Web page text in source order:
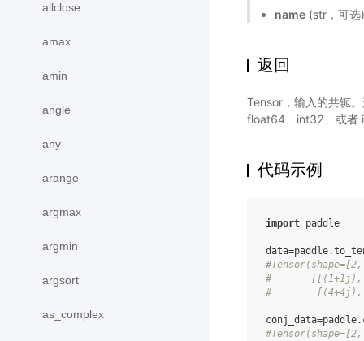
allclose
amax
amin
angle
any
arange
argmax
argmin
argsort
as_complex
name (str，可
返回
Tensor，输入的共轭
float64、int32、或者
代码示例
import paddle
data=paddle.
#       [[(1+1j),
#        [(4+4j),
conj_data=paddle.